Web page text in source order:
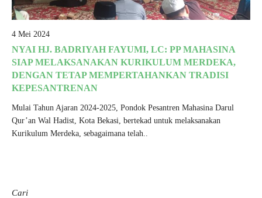
4 Mei 2024
NYAI HJ. BADRIYAH FAYUMI, LC: PP MAHASINA
SIAP MELAKSANAKAN KURIKULUM MERDEKA,
DENGAN TETAP MEMPERTAHANKAN TRADISI
KEPESANTRENAN
Mulai Tahun Ajaran 2024-2025, Pondok Pesantren Mahasina Darul
Qur’an Wal Hadist, Kota Bekasi, bertekad untuk melaksanakan
Kurikulum Merdeka, sebagaimana telah..
Cari